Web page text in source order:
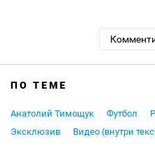
ПО ТЕМЕ
Анатолий Тимощук Футбол
Эксклюзив
Видео (внутри